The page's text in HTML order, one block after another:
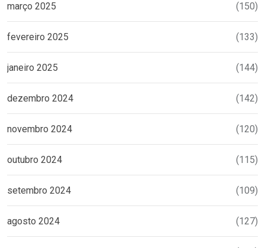
março 2025 (150)
fevereiro 2025 (133)
janeiro 2025 (144)
dezembro 2024 (142)
novembro 2024 (120)
outubro 2024 (115)
setembro 2024 (109)
agosto 2024 (127)